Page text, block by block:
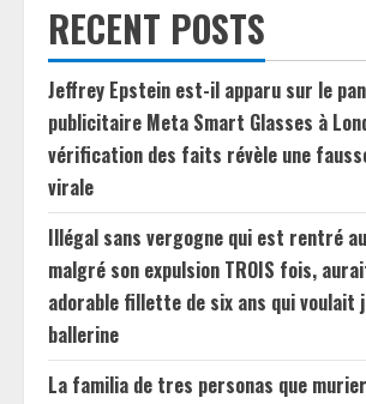
RECENT POSTS
Jeffrey Epstein est-il apparu sur le
publicitaire Meta Smart Glasses à
vérification des faits révèle une
virale
Illégal sans vergogne qui est rentré
malgré son expulsion TROIS fois,
adorable fillette de six ans qui voulait
ballerine
La familia de tres personas que